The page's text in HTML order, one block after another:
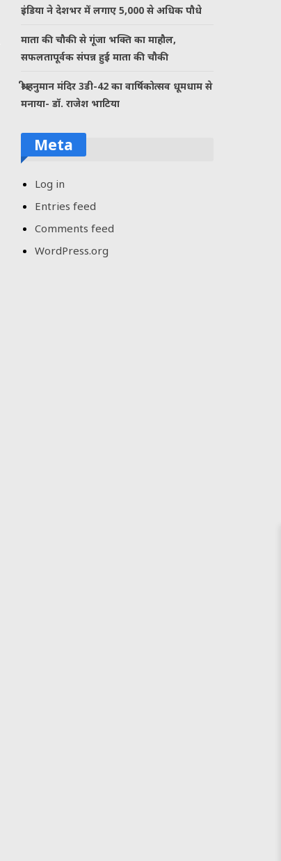
इंडिया ने देशभर में लगाए 5,000 से अधिक पौधे
माता की चौकी से गूंजा भक्ति का माहौल,
सफलतापूर्वक संपन्न हुई माता की चौकी
श्री हनुमान मंदिर 3डी-42 का वार्षिकोत्सव धूमधाम से
मनाया- डॉ. राजेश भाटिया
Meta
Log in
Entries feed
Comments feed
WordPress.org